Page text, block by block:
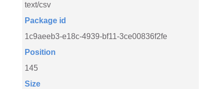
text/csv
Package id
1c9aeeb3-e18c-4939-bf11-3ce00836f2fe
Position
145
Size